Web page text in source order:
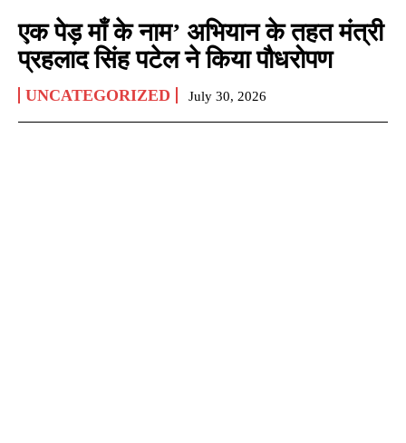
एक पेड़ माँ के नाम’ अभियान के तहत मंत्री
प्रहलाद सिंह पटेल ने किया पौधरोपण
UNCATEGORIZED July 30, 2026